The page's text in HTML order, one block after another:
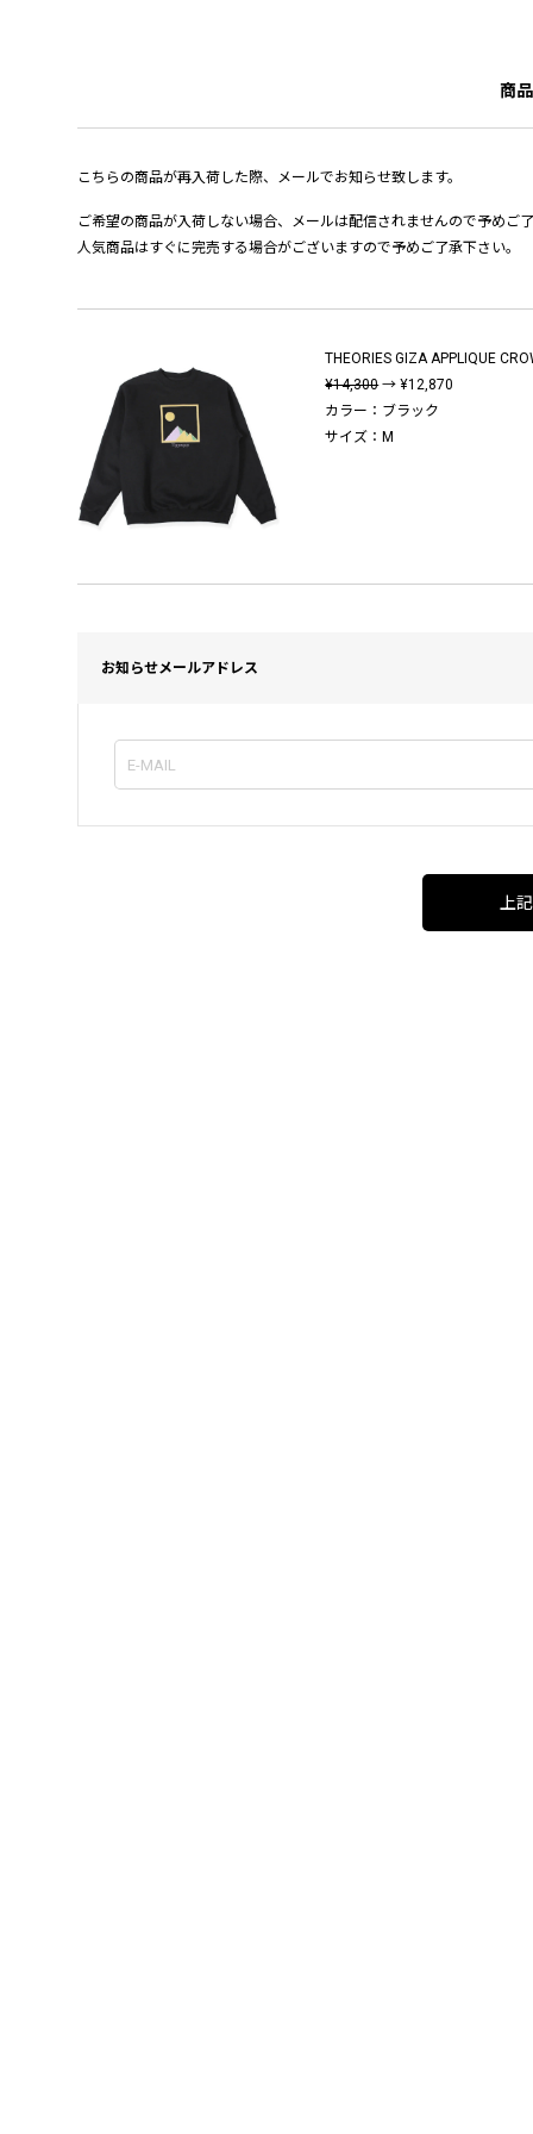
商
こちらの商品が再入荷した際、メールでお知らせ致します。
ご希望の商品が入荷しない場合、メールは配信されませんので予めご
人気商品はすぐに完売する場合がございますので予めご了承下さい。
THEORIES GIZA APPLIQUE
¥14,300→ ¥12,870
カラー：ブラック
サイズ：M
お知らせメールアドレス
上